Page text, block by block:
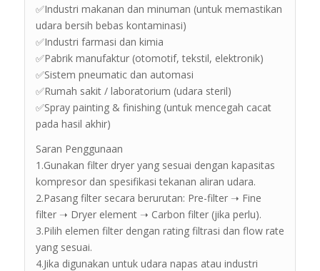
✅Industri makanan dan minuman (untuk memastikan
udara bersih bebas kontaminasi)
✅Industri farmasi dan kimia
✅Pabrik manufaktur (otomotif, tekstil, elektronik)
✅Sistem pneumatic dan automasi
✅Rumah sakit / laboratorium (udara steril)
✅Spray painting & finishing (untuk mencegah cacat
pada hasil akhir)
Saran Penggunaan
1.Gunakan filter dryer yang sesuai dengan kapasitas
kompresor dan spesifikasi tekanan aliran udara.
2.Pasang filter secara berurutan: Pre-filter ➝ Fine
filter ➝ Dryer element ➝ Carbon filter (jika perlu).
3.Pilih elemen filter dengan rating filtrasi dan flow rate
yang sesuai.
4.Jika digunakan untuk udara napas atau industri